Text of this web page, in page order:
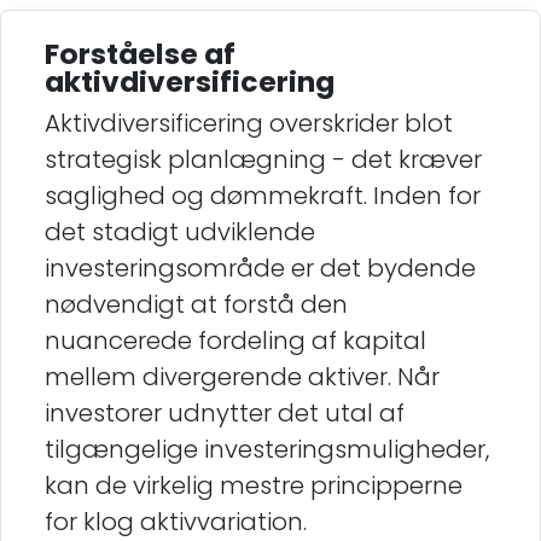
Forståelse af
aktivdiversificering
Aktivdiversificering overskrider blot
strategisk planlægning - det kræver
saglighed og dømmekraft. Inden for
det stadigt udviklende
investeringsområde er det bydende
nødvendigt at forstå den
nuancerede fordeling af kapital
mellem divergerende aktiver. Når
investorer udnytter det utal af
tilgængelige investeringsmuligheder,
kan de virkelig mestre principperne
for klog aktivvariation.